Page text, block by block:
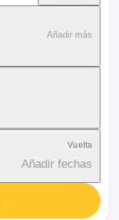
Añadir más
Vuelta
Añadir fechas